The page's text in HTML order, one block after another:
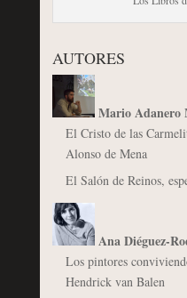
AUTORES
Mario Adanero
El Cristo de las
Alonso de Mena
El Salón de Reinos,
Ana Diéguez-
Los pintores
Hendrick van Balen